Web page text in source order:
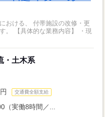
おける、 付帯施設の改修・更
・現
・土木系
交通費全額支給
（実働8時間／...